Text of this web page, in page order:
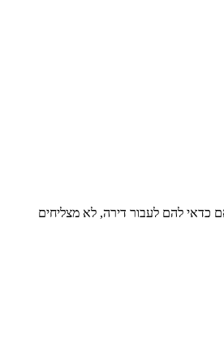
מרפסות. הם מבקשים: לדעת אם כדאי להם לעבור דירה, לא מצליחים